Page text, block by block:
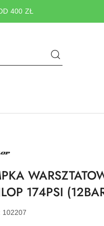
400 ZŁ
174PSI
102207